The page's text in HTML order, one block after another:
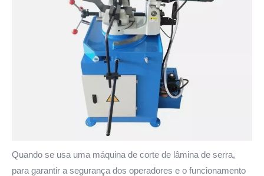
Quando se usa uma máquina de corte de lâmina de serra,
para garantir a segurança dos operadores e o funcionamento